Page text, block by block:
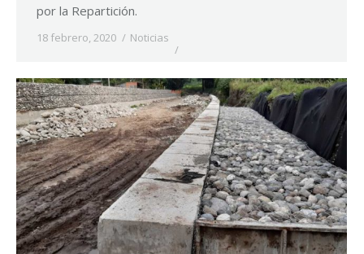
por la Repartición.
18 febrero, 2020 Noticias